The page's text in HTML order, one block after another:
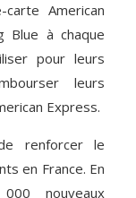
American
Blue à chaque
pour leurs
leurs
Express.
renforcer le
en France. En
nouveaux